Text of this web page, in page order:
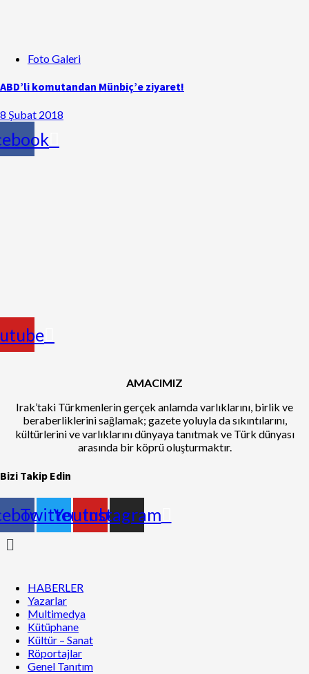
Foto Galeri
ABD’li komutandan Münbiç’e ziyaret!
8 Şubat 2018
AMACIMIZ
Irak’taki Türkmenlerin gerçek anlamda varlıklarını, birlik ve
beraberliklerini sağlamak; gazete yoluyla da sıkıntılarını,
kültürlerini ve varlıklarını dünyaya tanıtmak ve Türk dünyası
arasında bir köprü oluşturmaktır.
Bizi Takip Edin
TwitterYoutube
Instagram
Menu
HABERLER
Yazarlar
Multimedya
Kütüphane
Kültür – Sanat
Röportajlar
Genel Tanıtım